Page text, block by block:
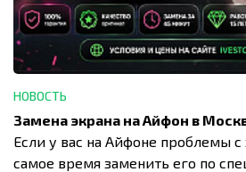
НОВОСТЬ
Замена экрана на Айфон в
Если у вас на Айфоне проблемы с
самое время заменить его по